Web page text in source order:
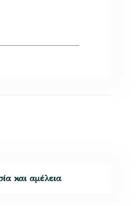
και αμέλεια